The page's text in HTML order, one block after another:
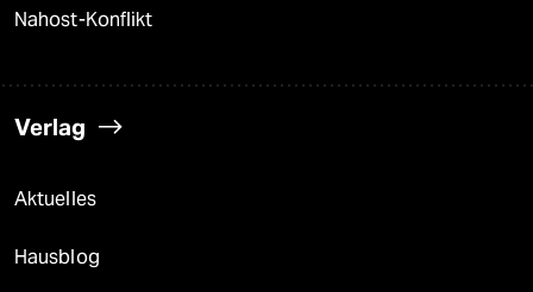
Nahost-Konflikt
Verlag
Aktuelles
Hausblog